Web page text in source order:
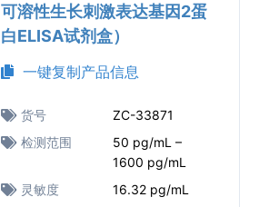
可溶性生长刺激表达基因2蛋
白ELISA试剂盒）
一键复制产品信息
货号
ZC-33871
检测范围
50 pg/mL –
1600 pg/mL
灵敏度
16.32 pg/mL